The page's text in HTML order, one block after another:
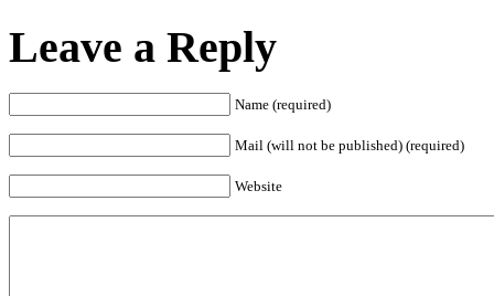
Leave a Reply
Name (required)
Mail (will not be published) (required)
Website